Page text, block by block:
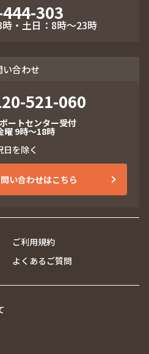
303
・土日：8時～23時
い合わせ
521-060
ートセンター受付
曜 9時～18時
を除く
い合わせはこちら
ご利用規約
よくあるご質問